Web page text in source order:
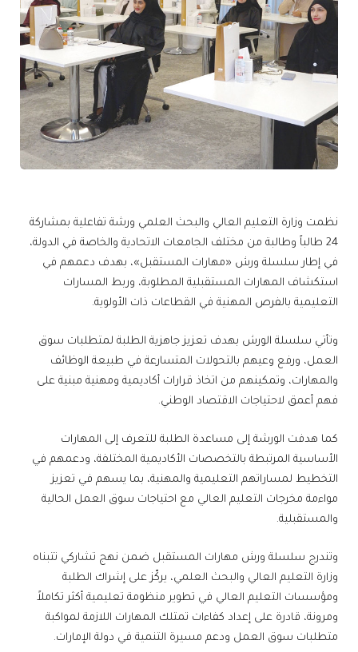
نظمت وزارة التعليم العالي والبحث العلمي ورشة تفاعلية بمشاركة
24 طالباً وطالبة من مختلف الجامعات الاتحادية والخاصة في الدولة،
في إطار سلسلة ورش «مهارات المستقبل»، بهدف دعمهم في
استكشاف المهارات المستقبلية المطلوبة، وربط المسارات
التعليمية بالفرص المهنية في القطاعات ذات الأولوية.
وتأتي سلسلة الورش بهدف تعزيز جاهزية الطلبة لمتطلبات سوق
العمل، ورفع وعيهم بالتحولات المتسارعة في طبيعة الوظائف
والمهارات، وتمكينهم من اتخاذ قرارات أكاديمية ومهنية مبنية على
فهم أعمق لاحتياجات الاقتصاد الوطني.
كما هدفت الورشة إلى مساعدة الطلبة للتعرف إلى المهارات
الأساسية المرتبطة بالتخصصات الأكاديمية المختلفة، ودعمهم في
التخطيط لمساراتهم التعليمية والمهنية، بما يسهم في تعزيز
مواءمة مخرجات التعليم العالي مع احتياجات سوق العمل الحالية
والمستقبلية.
وتندرج سلسلة ورش مهارات المستقبل ضمن نهج تشاركي تتبناه
وزارة التعليم العالي والبحث العلمي، يركّز على إشراك الطلبة
ومؤسسات التعليم العالي في تطوير منظومة تعليمية أكثر تكاملاً
ومرونة، قادرة على إعداد كفاءات تمتلك المهارات اللازمة لمواكبة
متطلبات سوق العمل ودعم مسيرة التنمية في دولة الإمارات.